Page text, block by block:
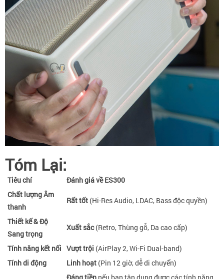
Tóm Lại:
Tiêu chí
Đánh giá về ES300
Chất lượng Âm
thanh
Rất tốt (Hi-Res Audio, LDAC, Bass độc quyền)
Thiết kế & Độ
Sang trọng
Xuất sắc(Retro, Thùng gỗ, Da cao cấp)
Tính năng kết nối Vượt trội (AirPlay 2, Wi-Fi Dual-band)
Tính di động
Linh hoạt (Pin 12 giờ, dễ di chuyển)